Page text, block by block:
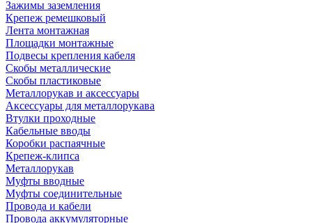
Зажимы заземления
Крепеж ремешковый
Лента монтажная
Площадки монтажные
Подвесы крепления кабеля
Скобы металлические
Скобы пластиковые
Металлорукав и аксессуары
Аксессуары для металлорукава
Втулки проходные
Кабельные вводы
Коробки распаячные
Крепеж-клипса
Металлорукав
Муфты вводные
Муфты соединительные
Провода и кабели
Провода аккумуляторные